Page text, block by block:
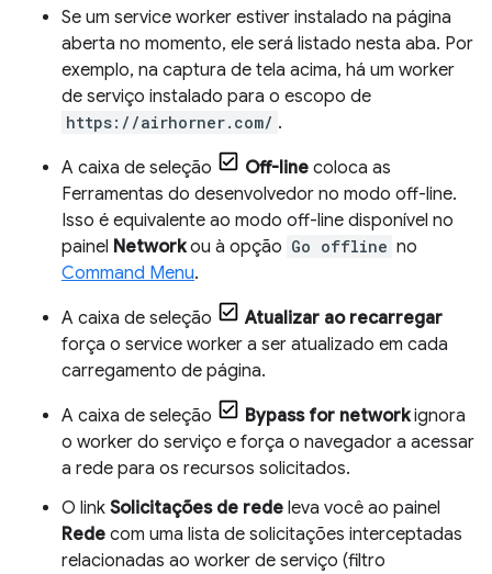
Se um service worker estiver instalado na página
aberta no momento, ele será listado nesta aba. Por
exemplo, na captura de tela acima, há um worker
de serviço instalado para o escopo de
https://airhorner.com/ .
A caixa de seleção Off-line coloca as
Ferramentas do desenvolvedor no modo off-line.
Isso é equivalente ao modo off-line disponível no
painel Networkou à opção Go offline no
Command Menu.
A caixa de seleção
Atualizar ao recarregar
força o service worker a ser atualizado em cada
carregamento de página.
A caixa de seleção Bypass for networkignora
o worker do serviço e força o navegador a acessar
a rede para os recursos solicitados.
O link Solicitações de rede leva você ao painel
Rede com uma lista de solicitações interceptadas
relacionadas ao worker de serviço (filtro